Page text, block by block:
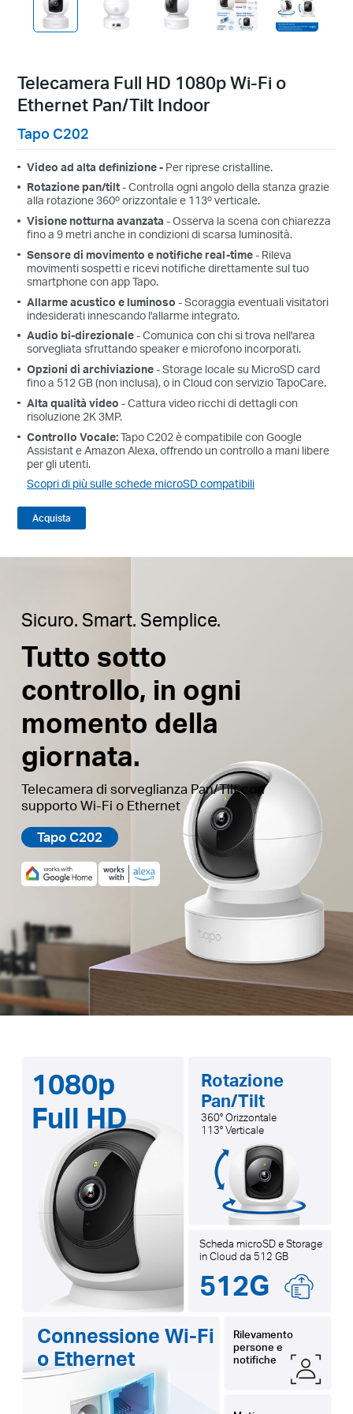
Telecamera Full HD 1080p Wi-Fi o
Ethernet Pan/Tilt Indoor
Tapo C202
Video ad alta definizione - Per riprese cristalline.
Rotazione pan/tilt- Controlla ogni angolo della stanza grazie
alla rotazione 360º orizzontale e 113º verticale.
Visione notturna avanzata - Osserva la scena con chiarezza
fino a 9 metri anche in condizioni di scarsa luminosità.
Sensore di movimento e notifiche real-time- Rileva
movimenti sospetti e ricevi notifiche direttamente sul tuo
smartphone con app Tapo.
Allarme acustico e luminoso - Scoraggia eventuali visitatori
indesiderati innescando l'allarme integrato.
Audio bi-direzionale- Comunica con chi si trova nell'area
sorvegliata sfruttando speaker e microfono incorporati.
Opzioni di archiviazione- Storage locale su MicroSD card
fino a 512 GB (non inclusa), o in Cloud con servizio TapoCare.
Alta qualità video- Cattura video ricchi di dettagli con
risoluzione 2K 3MP.
Controllo Vocale:Tapo C202 è compatibile con Google
Assistant e Amazon Alexa, offrendo un controllo a mani libere
per gli utenti.
Scopri di più sulle schede microSD compatibili
Acquista
Sicuro. Smart. Semplice.
Tutto sotto
controllo, in ogni
momento della
giornata.
Telecamera di sorveglianza Pan/Tilt con
supporto Wi-Fi o Ethernet
Tapo C202
1080p
Full HD
Rotazione
Pan/Tilt
360° Orizzontale
113° Verticale
Connessione Wi-Fi
o Ethernet
Rilevamento
persone e
notifiche
Scheda microSD e Storage
in Cloud da 512 GB
512G